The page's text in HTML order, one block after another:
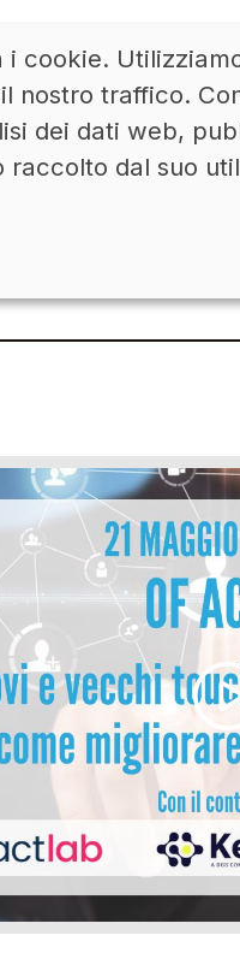
i cookie.
nostro traffico.
dei dati web,
dal suo